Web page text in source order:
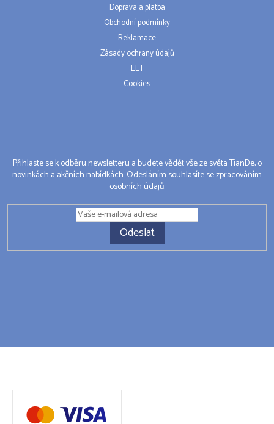
Doprava a platba
Obchodní podmínky
Reklamace
Zásady ochrany údajů
EET
Cookies
Přihlaste se k odběru newsletteru a budete vědět vše ze světa TianDe, o
novinkách a akčních nabídkách. Odesláním souhlasíte se zpracováním
osobních údajů.
Odeslat